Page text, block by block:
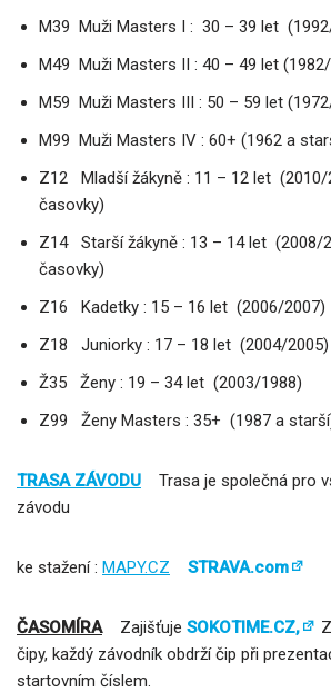
M39 Muži Masters I : 30 – 39 let
M49 Muži Masters II : 40 – 49 let
M59 Muži Masters III : 50 – 59 let
M99 Muži Masters IV : 60+ (1962 a
Z12 Mladší žákyně : 11 – 12 let
časovky)
Z14 Starší žákyně : 13 – 14 let (2008/
časovky)
Z16 Kadetky : 15 – 16 let (2006/2007)
Z18 Juniorky : 17 – 18 let (2004/2005)
Ž35 Ženy : 19 – 34 let (2003/1988)
Z99 Ženy Masters : 35+ (1987 a
TRASA ZÁVODU
Trasa je společná pro
závodu
ke stažení : MAPY.CZ STRAVA.com
ČASOMÍRAZajišťuje SOKOTIME.CZ,
čipy, každý závodník obdrží čip při
startovním číslem.